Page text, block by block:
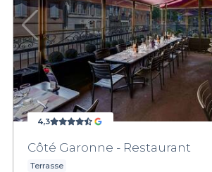
4,3
Côté Garonne - Restaurant
Terrasse